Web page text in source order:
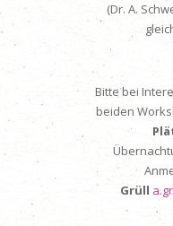
(Dr. A.
Bitte bei
beiden
Grüll